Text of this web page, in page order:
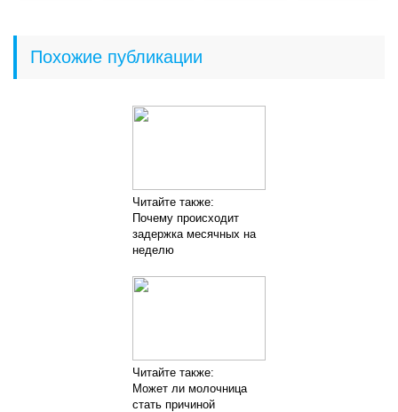
Похожие публикации
Читайте также:
Почему происходит
задержка месячных на
неделю
Читайте также:
Может ли молочница
стать причиной